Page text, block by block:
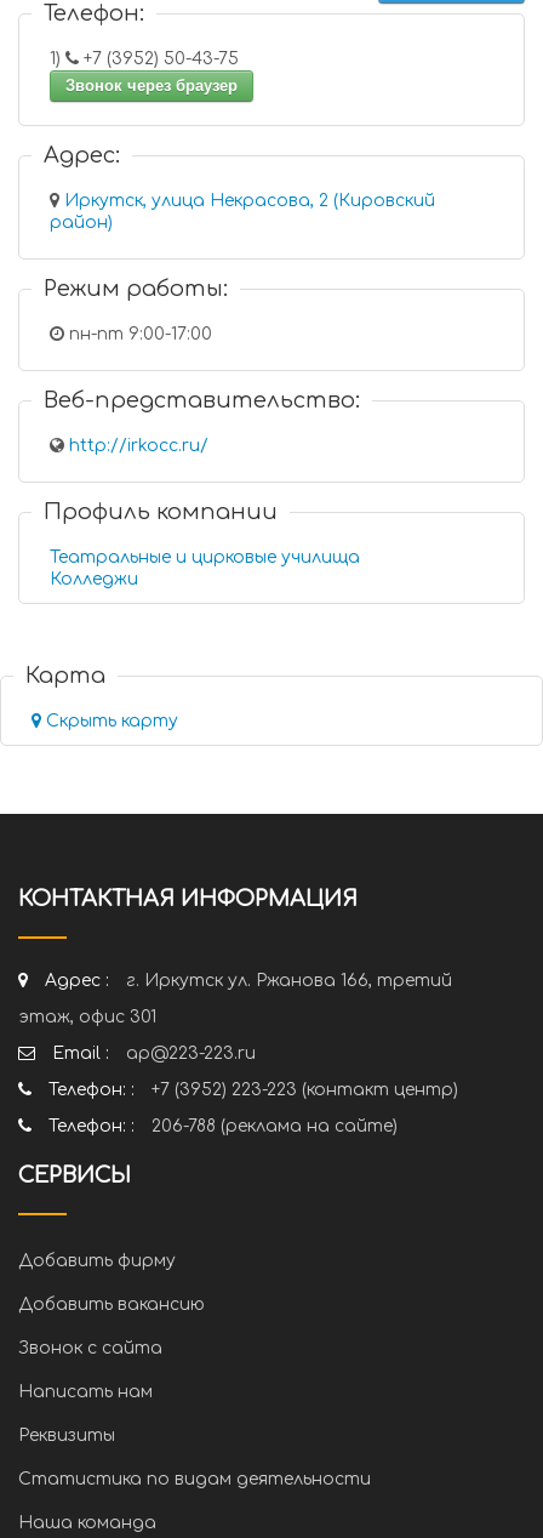
Телефон:
1)
+7 (3952) 50-43-75
Звонок через браузер
Адрес:
Иркутск, улица Некрасова, 2 (Кировский
район)
Режим работы:
пн-пт 9:00-17:00
Веб-представительство:
http://irkocc.ru/
Профиль компании
Театральные и цирковые училища
Колледжи
Карта
Скрыть карту
КОНТАКТНАЯ ИНФОРМАЦИЯ
Адрес :
г. Иркутск ул. Ржанова 166, третий
этаж, офис 301
Email :
ap@223-223.ru
Телефон: :
+7 (3952) 223-223 (контакт центр)
Телефон: :
206-788 (реклама на сайте)
СЕРВИСЫ
Добавить фирму
Добавить вакансию
Звонок с сайта
Написать нам
Реквизиты
Статистика по видам деятельности
Наша команда